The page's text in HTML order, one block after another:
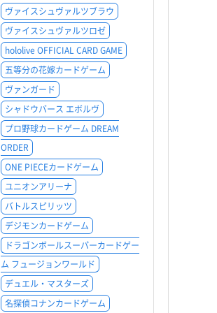
ヴァイスシュヴァルツブラウ
ヴァイスシュヴァルツロゼ
hololive OFFICIAL CARD GAME
五等分の花嫁カードゲーム
ヴァンガード
シャドウバース エボルヴ
プロ野球カードゲーム DREAM
ORDER
ONE PIECEカードゲーム
ユニオンアリーナ
バトルスピリッツ
デジモンカードゲーム
ドラゴンボールスーパーカードゲー
ム フュージョンワールド
デュエル・マスターズ
名探偵コナンカードゲーム